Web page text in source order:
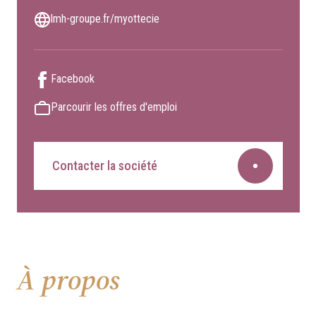
Nous contacter
lmh-groupe.fr/myottecie
Facebook
Parcourir les offres d'emploi
Contacter la société
À propos